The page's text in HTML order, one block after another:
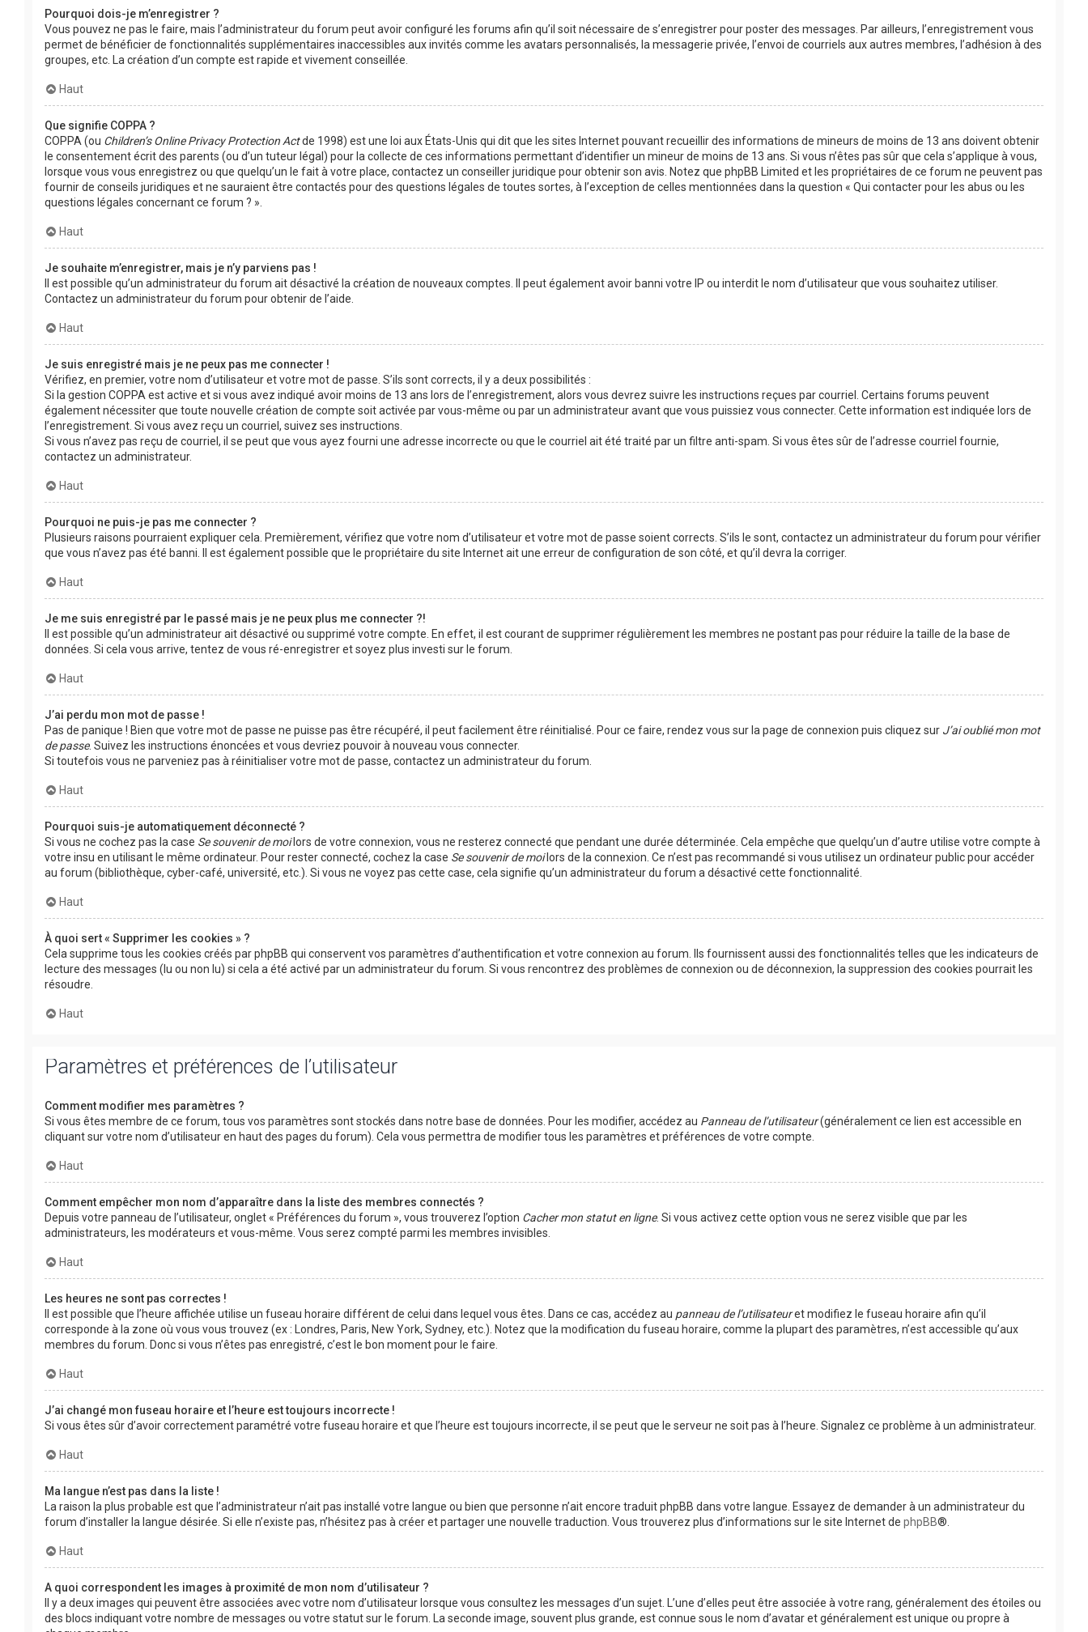
Pourquoi dois-je m’enregistrer ?
Vous pouvez ne pas le faire, mais l’administrateur du forum peut avoir configuré les forums afin qu’il soit nécessaire de s’enregistrer pour poster des messages. Par ailleurs, l’enregistrement vous
permet de bénéficier de fonctionnalités supplémentaires inaccessibles aux invités comme les avatars personnalisés, la messagerie privée, l’envoi de courriels aux autres membres, l’adhésion à des
groupes, etc. La création d’un compte est rapide et vivement conseillée.
Haut
Que signifie COPPA ?
COPPA (ou Children’s Online Privacy Protection Actde 1998) est une loi aux États-Unis qui dit que les sites Internet pouvant recueillir des informations de mineurs de moins de 13 ans doivent obtenir
le consentement écrit des parents (ou d’un tuteur légal) pour la collecte de ces informations permettant d’identifier un mineur de moins de 13 ans. Si vous n’êtes pas sûr que cela s’applique à vous,
lorsque vous vous enregistrez ou que quelqu’un le fait à votre place, contactez un conseiller juridique pour obtenir son avis. Notez que phpBB Limited et les propriétaires de ce forum ne peuvent pas
fournir de conseils juridiques et ne sauraient être contactés pour des questions légales de toutes sortes, à l’exception de celles mentionnées dans la question « Qui contacter pour les abus ou les
questions légales concernant ce forum ? ».
Haut
Je souhaite m’enregistrer, mais je n’y parviens pas !
Il est possible qu’un administrateur du forum ait désactivé la création de nouveaux comptes. Il peut également avoir banni votre IP ou interdit le nom d’utilisateur que vous souhaitez utiliser.
Contactez un administrateur du forum pour obtenir de l’aide.
Haut
Je suis enregistré mais je ne peux pas me connecter !
Vérifiez, en premier, votre nom d’utilisateur et votre mot de passe. S’ils sont corrects, il y a deux possibilités :
Si la gestion COPPA est active et si vous avez indiqué avoir moins de 13 ans lors de l’enregistrement, alors vous devrez suivre les instructions reçues par courriel. Certains forums peuvent
également nécessiter que toute nouvelle création de compte soit activée par vous-même ou par un administrateur avant que vous puissiez vous connecter. Cette information est indiquée lors de
l’enregistrement. Si vous avez reçu un courriel, suivez ses instructions.
Si vous n’avez pas reçu de courriel, il se peut que vous ayez fourni une adresse incorrecte ou que le courriel ait été traité par un filtre anti-spam. Si vous êtes sûr de l’adresse courriel fournie,
contactez un administrateur.
Haut
Pourquoi ne puis-je pas me connecter ?
Plusieurs raisons pourraient expliquer cela. Premièrement, vérifiez que votre nom d’utilisateur et votre mot de passe soient corrects. S’ils le sont, contactez un administrateur du forum pour vérifier
que vous n’avez pas été banni. Il est également possible que le propriétaire du site Internet ait une erreur de configuration de son côté, et qu’il devra la corriger.
Haut
Je me suis enregistré par le passé mais je ne peux plus me connecter ?!
Il est possible qu’un administrateur ait désactivé ou supprimé votre compte. En effet, il est courant de supprimer régulièrement les membres ne postant pas pour réduire la taille de la base de
données. Si cela vous arrive, tentez de vous ré-enregistrer et soyez plus investi sur le forum.
Haut
J’ai perdu mon mot de passe !
Pas de panique ! Bien que votre mot de passe ne puisse pas être récupéré, il peut facilement être réinitialisé. Pour ce faire, rendez vous sur la page de connexion puis cliquez sur J’ai oublié mon mot
de passe. Suivez les instructions énoncées et vous devriez pouvoir à nouveau vous connecter.
Si toutefois vous ne parveniez pas à réinitialiser votre mot de passe, contactez un administrateur du forum.
Haut
Pourquoi suis-je automatiquement déconnecté ?
Si vous ne cochez pas la case Se souvenir de moilors de votre connexion, vous ne resterez connecté que pendant une durée déterminée. Cela empêche que quelqu’un d’autre utilise votre compte à
votre insu en utilisant le même ordinateur. Pour rester connecté, cochez la case Se souvenir de moilors de la connexion. Ce n’est pas recommandé si vous utilisez un ordinateur public pour accéder
au forum (bibliothèque, cyber-café, université, etc.). Si vous ne voyez pas cette case, cela signifie qu’un administrateur du forum a désactivé cette fonctionnalité.
Haut
À quoi sert « Supprimer les cookies » ?
Cela supprime tous les cookies créés par phpBB qui conservent vos paramètres d’authentification et votre connexion au forum. Ils fournissent aussi des fonctionnalités telles que les indicateurs de
lecture des messages (lu ou non lu) si cela a été activé par un administrateur du forum. Si vous rencontrez des problèmes de connexion ou de déconnexion, la suppression des cookies pourrait les
résoudre.
Haut
Paramètres et préférences de l’utilisateur
Comment modifier mes paramètres ?
Si vous êtes membre de ce forum, tous vos paramètres sont stockés dans notre base de données. Pour les modifier, accédez au Panneau de l’utilisateur(généralement ce lien est accessible en
cliquant sur votre nom d’utilisateur en haut des pages du forum). Cela vous permettra de modifier tous les paramètres et préférences de votre compte.
Haut
Comment empêcher mon nom d’apparaître dans la liste des membres connectés ?
Depuis votre panneau de l’utilisateur, onglet « Préférences du forum », vous trouverez l’option Cacher mon statut en ligne. Si vous activez cette option vous ne serez visible que par les
administrateurs, les modérateurs et vous-même. Vous serez compté parmi les membres invisibles.
Haut
Les heures ne sont pas correctes !
Il est possible que l’heure affichée utilise un fuseau horaire différent de celui dans lequel vous êtes. Dans ce cas, accédez au panneau de l’utilisateuret modifiez le fuseau horaire afin qu’il
corresponde à la zone où vous vous trouvez (ex : Londres, Paris, New York, Sydney, etc.). Notez que la modification du fuseau horaire, comme la plupart des paramètres, n’est accessible qu’aux
membres du forum. Donc si vous n’êtes pas enregistré, c’est le bon moment pour le faire.
Haut
J’ai changé mon fuseau horaire et l’heure est toujours incorrecte !
Si vous êtes sûr d’avoir correctement paramétré votre fuseau horaire et que l’heure est toujours incorrecte, il se peut que le serveur ne soit pas à l’heure. Signalez ce problème à un administrateur.
Haut
Ma langue n’est pas dans la liste !
La raison la plus probable est que l’administrateur n’ait pas installé votre langue ou bien que personne n’ait encore traduit phpBB dans votre langue. Essayez de demander à un administrateur du
forum d’installer la langue désirée. Si elle n’existe pas, n’hésitez pas à créer et partager une nouvelle traduction. Vous trouverez plus d’informations sur le site Internet de phpBB®.
Haut
A quoi correspondent les images à proximité de mon nom d’utilisateur ?
Il y a deux images qui peuvent être associées avec votre nom d’utilisateur lorsque vous consultez les messages d’un sujet. L’une d’elles peut être associée à votre rang, généralement des étoiles ou
des blocs indiquant votre nombre de messages ou votre statut sur le forum. La seconde image, souvent plus grande, est connue sous le nom d’avatar et généralement est unique ou propre à